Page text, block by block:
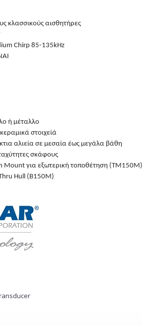
κλασσικούς αισθητήρες
Chirp 85-135kHz
ή μέταλλο
στοιχείά
αλιεία σε μεσαία έως μεγάλα βάθη
σκάφους
Mount για εξωτερική τοποθέτηση (ΤΜ150Μ)
Hull (B150M)